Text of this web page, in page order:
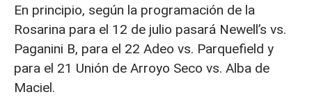
En principio, según la programación de la
Rosarina para el 12 de julio pasará Newell’s vs.
Paganini B, para el 22 Adeo vs. Parquefield y
para el 21 Unión de Arroyo Seco vs. Alba de
Maciel.